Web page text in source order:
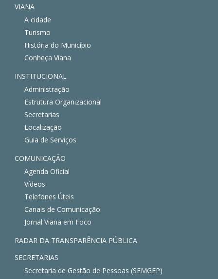
VIANA
A cidade
Turismo
História do Município
Conheça Viana
INSTITUCIONAL
Administração
Estrutura Organizacional
Secretarias
Localização
Guia de Serviços
COMUNICAÇÃO
Agenda Oficial
Vídeos
Telefones Úteis
Canais de Comunicação
Jornal Viana em Foco
RADAR DA TRANSPARÊNCIA PÚBLICA
SECRETARIAS
Secretaria de Gestão de Pessoas (SEMGEP)